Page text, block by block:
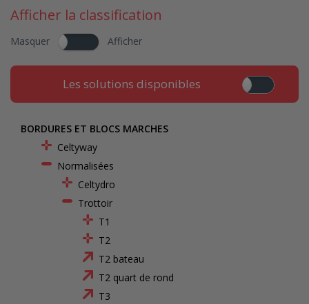
Afficher la classification
Masquer Afficher
Les solutions disponibles
BORDURES ET BLOCS MARCHES
Celtyway
Normalisées
Celtydro
Trottoir
T1
T2
T2 bateau
T2 quart de rond
T3